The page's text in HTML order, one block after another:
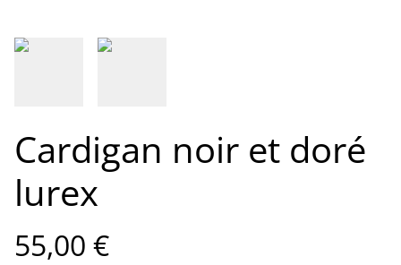
Cardigan noir et doré
lurex
55,00 €